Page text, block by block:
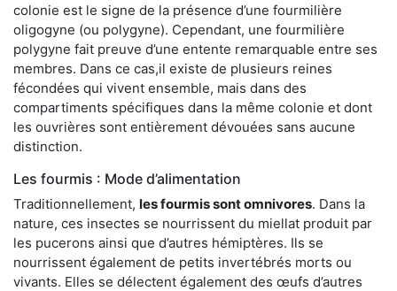
colonie est le signe de la présence d’une fourmilière
oligogyne (ou polygyne). Cependant, une fourmilière
polygyne fait preuve d’une entente remarquable entre ses
membres. Dans ce cas,il existe de plusieurs reines
fécondées qui vivent ensemble, mais dans des
compartiments spécifiques dans la même colonie et dont
les ouvrières sont entièrement dévouées sans aucune
distinction.
Les fourmis : Mode d’alimentation
Traditionnellement, les fourmis sont omnivores. Dans la
nature, ces insectes se nourrissent du miellat produit par
les pucerons ainsi que d’autres hémiptères. Ils se
nourrissent également de petits invertébrés morts ou
vivants. Elles se délectent également des œufs d’autres